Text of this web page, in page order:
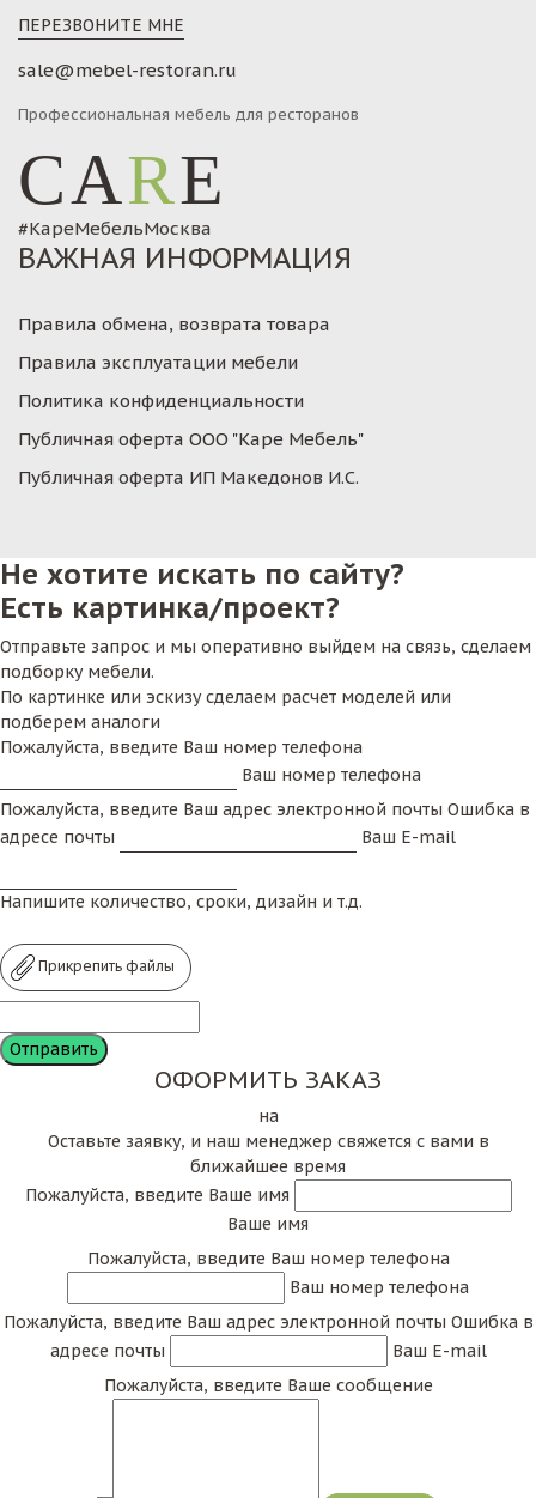
ПЕРЕЗВОНИТЕ МНЕ
sale@mebel-restoran.ru
Профессиональная мебель для ресторанов
CARE
#КареМебельМосква
ВАЖНАЯ ИНФОРМАЦИЯ
Правила обмена, возврата товара
Правила эксплуатации мебели
Политика конфиденциальности
Публичная оферта ООО "Каре Мебель"
Публичная оферта ИП Македонов И.С.
Не хотите искать по сайту?
Есть картинка/проект?
Отправьте запрос и мы оперативно выйдем на связь, сделаем
подборку мебели.
По картинке или эскизу сделаем расчет моделей или
подберем аналоги
Пожалуйста, введите Ваш номер телефона
Ваш номер телефона
Пожалуйста, введите Ваш адрес электронной почты Ошибка в
адресе почты
Ваш E-mail
Напишите количество, сроки, дизайн и т.д.
Прикрепить файлы
ОФОРМИТЬ ЗАКАЗ
на
Оставьте заявку, и наш менеджер свяжется с вами в
ближайшее время
Пожалуйста, введите Ваше имя
Ваше имя
Пожалуйста, введите Ваш номер телефона
Ваш номер телефона
Пожалуйста, введите Ваш адрес электронной почты Ошибка в
адресе почты
Ваш E-mail
Пожалуйста, введите Ваше сообщение